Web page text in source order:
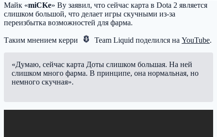
Майк «miCKe» Ву заявил, что сейчас карта в Dota 2 является
слишком большой, что делает игры скучными из-за
переизбытка возможностей для фарма.
Таким мнением керри Team Liquid поделился на YouTube.
«Думаю, сейчас карта Доты слишком большая. На ней
слишком много фарма. В принципе, она нормальная, но
немного скучная».